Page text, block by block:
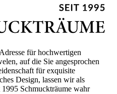
für hochwertigen
auf die Sie angesprochen
für exquisite
Design, lassen wir als
Schmuckträume wahr